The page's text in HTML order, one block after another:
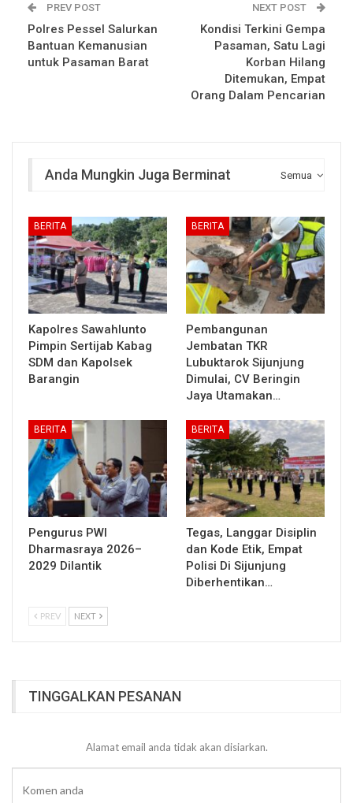
PREV POST
Polres Pessel Salurkan
Bantuan Kemanusian
untuk Pasaman Barat
NEXT POST
Kondisi Terkini Gempa
Pasaman, Satu Lagi
Korban Hilang
Ditemukan, Empat
Orang Dalam Pencarian
Semua
Anda Mungkin Juga Berminat
BERITA
Kapolres Sawahlunto
Pimpin Sertijab Kabag
SDM dan Kapolsek
Barangin
BERITA
Pembangunan
Jembatan TKR
Lubuktarok Sijunjung
Dimulai, CV Beringin
Jaya Utamakan…
BERITA
Pengurus PWI
Dharmasraya 2026–
2029 Dilantik
BERITA
Tegas, Langgar Disiplin
dan Kode Etik, Empat
Polisi Di Sijunjung
Diberhentikan…
PREV NEXT
TINGGALKAN PESANAN
Alamat email anda tidak akan disiarkan.